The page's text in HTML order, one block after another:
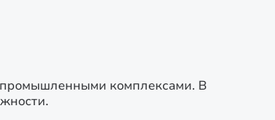
комплексами. В